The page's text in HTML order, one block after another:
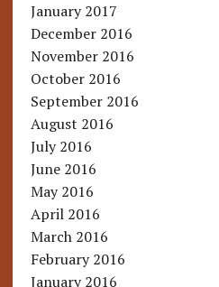
January 2017
December 2016
November 2016
October 2016
September 2016
August 2016
July 2016
June 2016
May 2016
April 2016
March 2016
February 2016
January 2016